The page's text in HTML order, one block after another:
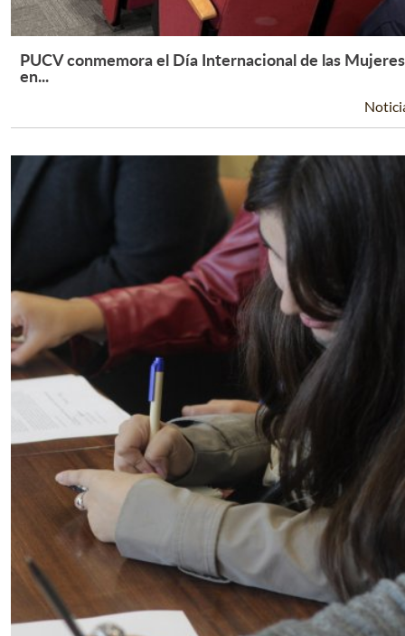
Leer Más +
PUCV conmemora el Día Internacional de las Mujeres
en...